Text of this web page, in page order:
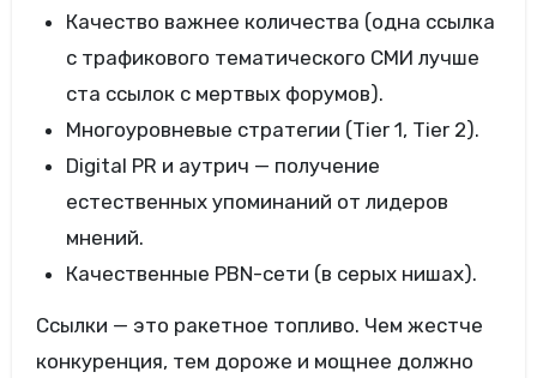
Качество важнее количества (одна ссылка
с трафикового тематического СМИ лучше
ста ссылок с мертвых форумов).
Многоуровневые стратегии (Tier 1, Tier 2).
Digital PR и аутрич — получение
естественных упоминаний от лидеров
мнений.
Качественные PBN-сети (в серых нишах).
Ссылки — это ракетное топливо. Чем жестче
конкуренция, тем дороже и мощнее должно